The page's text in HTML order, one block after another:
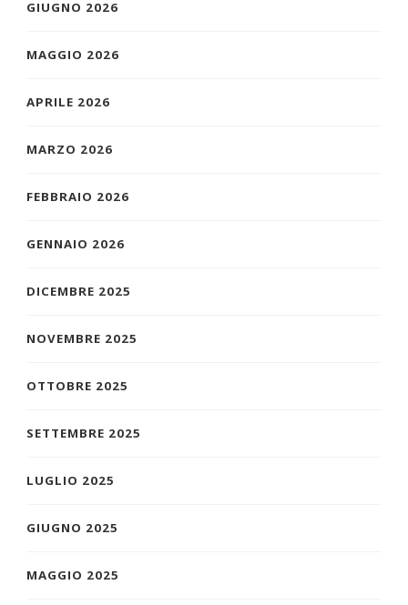
GIUGNO 2026
MAGGIO 2026
APRILE 2026
MARZO 2026
FEBBRAIO 2026
GENNAIO 2026
DICEMBRE 2025
NOVEMBRE 2025
OTTOBRE 2025
SETTEMBRE 2025
LUGLIO 2025
GIUGNO 2025
MAGGIO 2025